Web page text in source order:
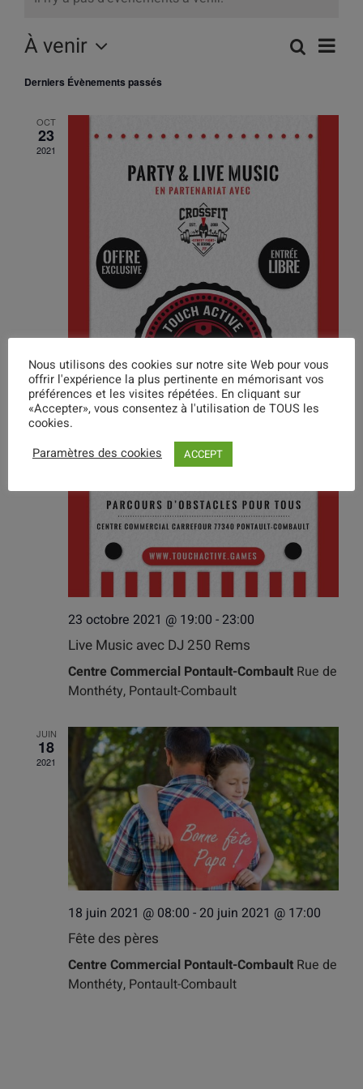
de
de
Liste
À venir
Sélectionnez
une
date.
Derniers Évènements passés
OCT
23
2021
23 octobre 2021 @ 19:00 -23:00
Live Music avec DJ 250 Rems
Centre Commercial Pontault-Combault Rue de
Monthéty, Pontault-Combault
JUIN
18
2021
18 juin 2021 @ 08:00 -20 juin 2021 @ 17:00
Fête des pères
Centre Commercial Pontault-Combault Rue de
Monthéty, Pontault-Combault
Nous utilisons des cookies sur notre site Web pour vous
offrir l'expérience la plus pertinente en mémorisant vos
préférences et les visites répétées. En cliquant sur
«Accepter», vous consentez à l'utilisation de TOUS les
cookies.
Paramètres des cookies
ACCEPT